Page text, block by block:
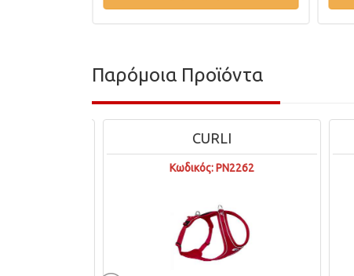
Παρόμοια Προϊόντα
CURLI
Κωδικός: PN2262